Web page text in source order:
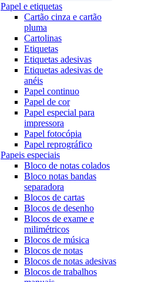
Papel e etiquetas
Cartão cinza e cartão
pluma
Cartolinas
Etiquetas
Etiquetas adesivas
Etiquetas adesivas de
anéis
Papel continuo
Papel de cor
Papel especial para
impressora
Papel fotocópia
Papel reprográfico
Papeis especiais
Bloco de notas colados
Bloco notas bandas
separadora
Blocos de cartas
Blocos de desenho
Blocos de exame e
milimétricos
Blocos de música
Blocos de notas
Blocos de notas adesivas
Blocos de trabalhos